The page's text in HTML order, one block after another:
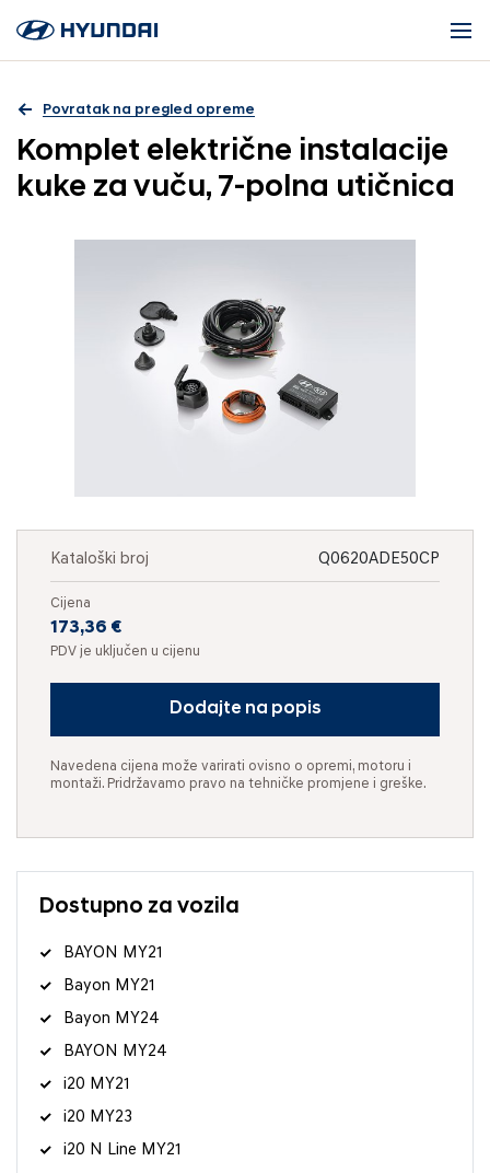
Povratak na pregled opreme
Komplet električne instalacije
kuke za vuču, 7-polna utičnica
Kataloški broj Q0620ADE50CP
Cijena
173,36 €
PDV je uključen u cijenu
Dodajte na popis
Navedena cijena može varirati ovisno o opremi, motoru i
montaži. Pridržavamo pravo na tehničke promjene i greške.
Dostupno za vozila
BAYON MY21
Bayon MY21
Bayon MY24
BAYON MY24
i20 MY21
i20 MY23
i20 N Line MY21